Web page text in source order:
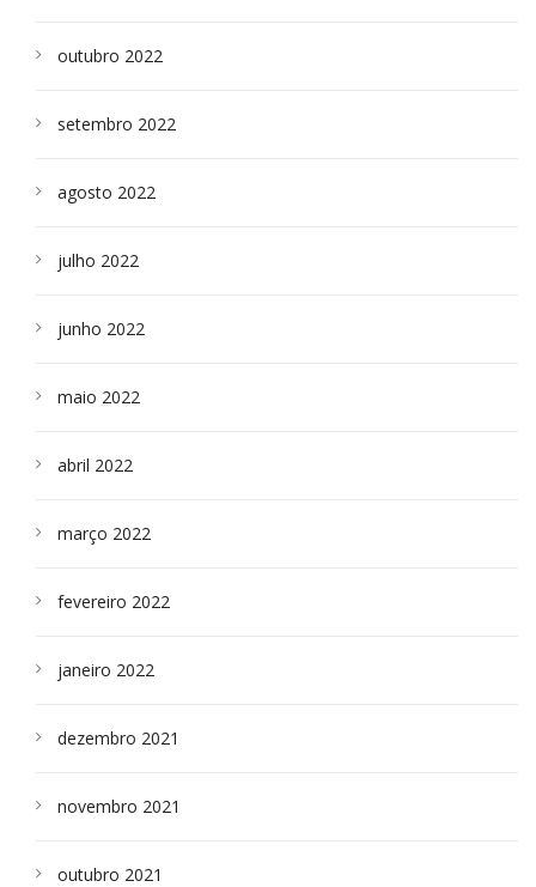
outubro 2022
setembro 2022
agosto 2022
julho 2022
junho 2022
maio 2022
abril 2022
março 2022
fevereiro 2022
janeiro 2022
dezembro 2021
novembro 2021
outubro 2021